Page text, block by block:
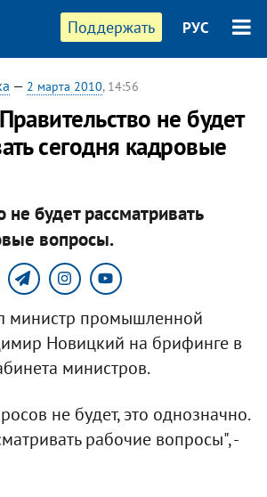
Поддержать РУС
— 2 марта 2010, 14:56
не будет
сегодня кадровые
не будет рассматривать
вопросы.
министр промышленной
Новицкий на брифинге в
министров.
не будет, это однозначно.
рабочие вопросы", -